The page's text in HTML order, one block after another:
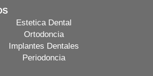
Estetica Dental
Ortodoncia
Implantes Dentales
Periodoncia